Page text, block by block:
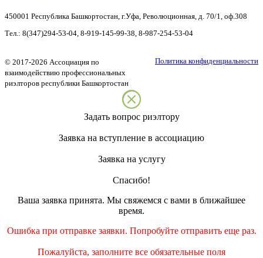
450001 Республика Башкортостан, г.Уфа, Революционная, д. 70/1, оф.308
Тел.: 8(347)294-53-04, 8-919-145-99-38, 8-987-254-53-04
Политика конфиденциальности
© 2017-2026 Ассоциация по
взаимодействию профессиональных
риэлторов республики Башкортостан
Задать вопрос риэлтору
Заявка на вступление в ассоциацию
Заявка на услугу
Спасибо!
Ваша заявка принята. Мы свяжемся с вами в ближайшее
время.
Ошибка при отправке заявки. Попробуйте отправить еще раз.
Пожалуйста, заполните все обязательные поля